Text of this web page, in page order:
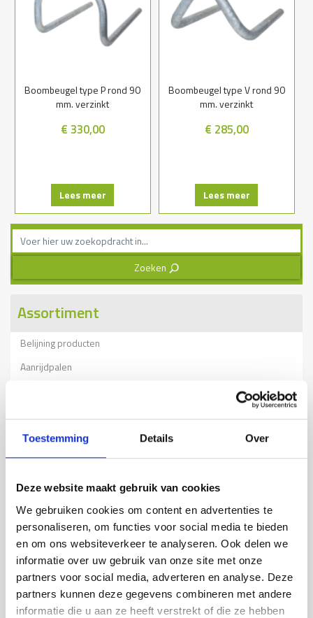
Toestemming Details Over
Deze website maakt gebruik van cookies
We gebruiken cookies om content en advertenties te
personaliseren, om functies voor social media te bieden
en om ons websiteverkeer te analyseren. Ook delen we
informatie over uw gebruik van onze site met onze
partners voor social media, adverteren en analyse. Deze
partners kunnen deze gegevens combineren met andere
informatie die u aan ze heeft verstrekt of die ze hebben
Zoeken 3
Assortiment
Belijning producten
Aanrijdpalen
Kolombeschermers
RVS aanrijbeveiliging
Beschermbeugels
Wielgeleiding
Stellingbescherming
Verkeersdrempels
Tijdelijke afzettingen
Safety road barriers
Boombeugel type P rond 90
mm. verzinkt
€ 330,00
Lees meer
Boombeugel type V rond 90
mm. verzinkt
€ 285,00
Lees meer